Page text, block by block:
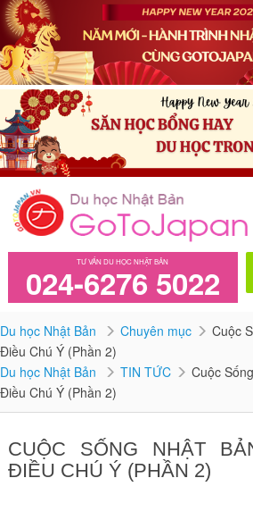
TƯ VẤN DU HỌC NHẬT BẢN
024-6276 5022
Du học Nhật Bản Chuyên mục
Cuộc
Điều Chú Ý (Phần 2)
Du học Nhật Bản
TIN TỨC
Cuộc
Điều Chú Ý (Phần 2)
CUỘC SỐNG NHẬT
ĐIỀU CHÚ Ý (PHẦN 2)